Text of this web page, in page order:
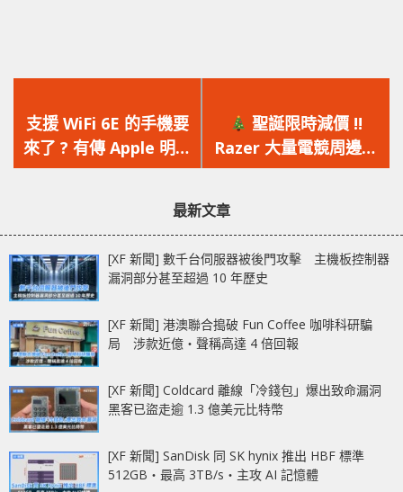
一
篇
文
支援 WiFi 6E 的手機要
來了 ? 有傳 Apple 明年
推出的 iPhone 13 將支
一
篇
文
聖誕限時減價 !!
Razer 大量電競周邊優
惠呈獻
最新文章
[XF 新聞] 數千台伺服器被後門攻擊 主機板控制器
漏洞部分甚至超過 10 年歷史
[XF 新聞] 港澳聯合搗破 Fun Coffee 咖啡科研騙
局 涉款近億‧聲稱高達 4 倍回報
[XF 新聞] Coldcard 離線「冷錢包」爆出致命漏洞
黑客已盜走逾 1.3 億美元比特幣
[XF 新聞] SanDisk 同 SK hynix 推出 HBF 標準
512GB‧最高 3TB/s‧主攻 AI 記憶體